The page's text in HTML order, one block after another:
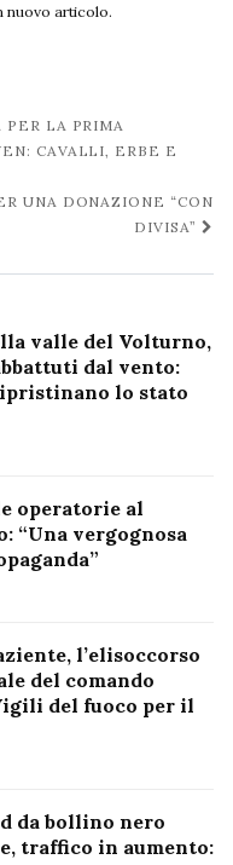
nuovo articolo.
PER LA PRIMA
CAVALLI, ERBE E
UNA DONAZIONE “CON
DIVISA”
valle del Volturno,
dal vento:
lo stato
operatorie al
“Una vergognosa
l’elisoccorso
del comando
del fuoco per il
da bollino nero
traffico in aumento: